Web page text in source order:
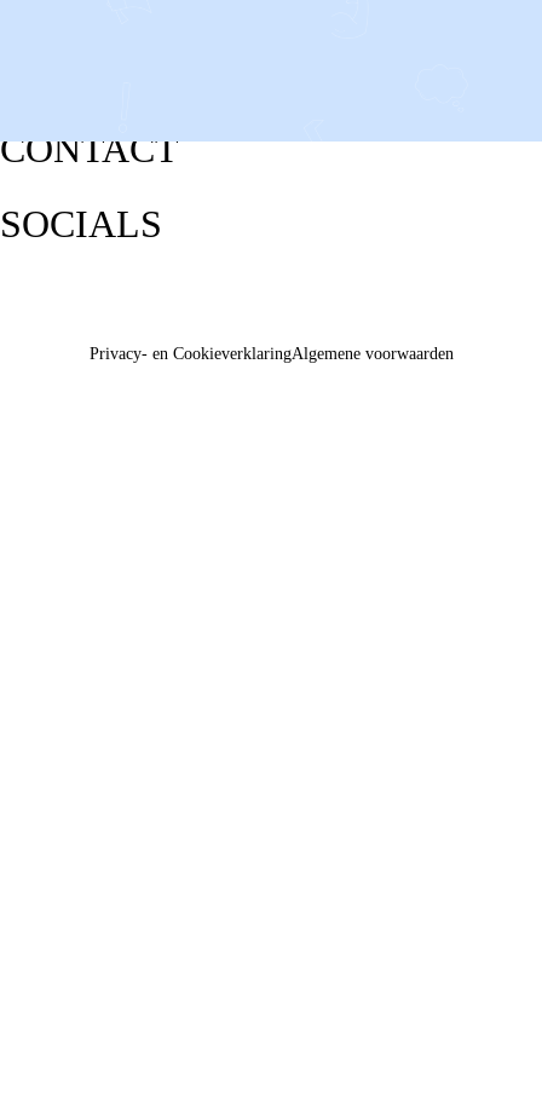
CONTACT
SOCIALS
Privacy- en CookieverklaringAlgemene voorwaarden